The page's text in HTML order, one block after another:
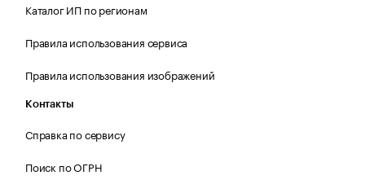
Каталог ИП по регионам
Правила использования сервиса
Правила использования изображений
Контакты
Справка по сервису
Поиск по ОГРН